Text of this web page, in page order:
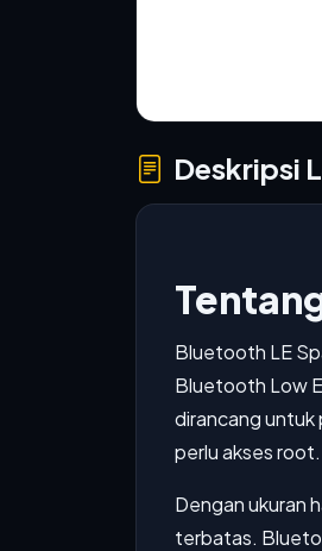
Deskripsi
Bluetooth LE
Bluetooth Low
dirancang untuk
perlu akses root.
Dengan ukuran
terbatas.